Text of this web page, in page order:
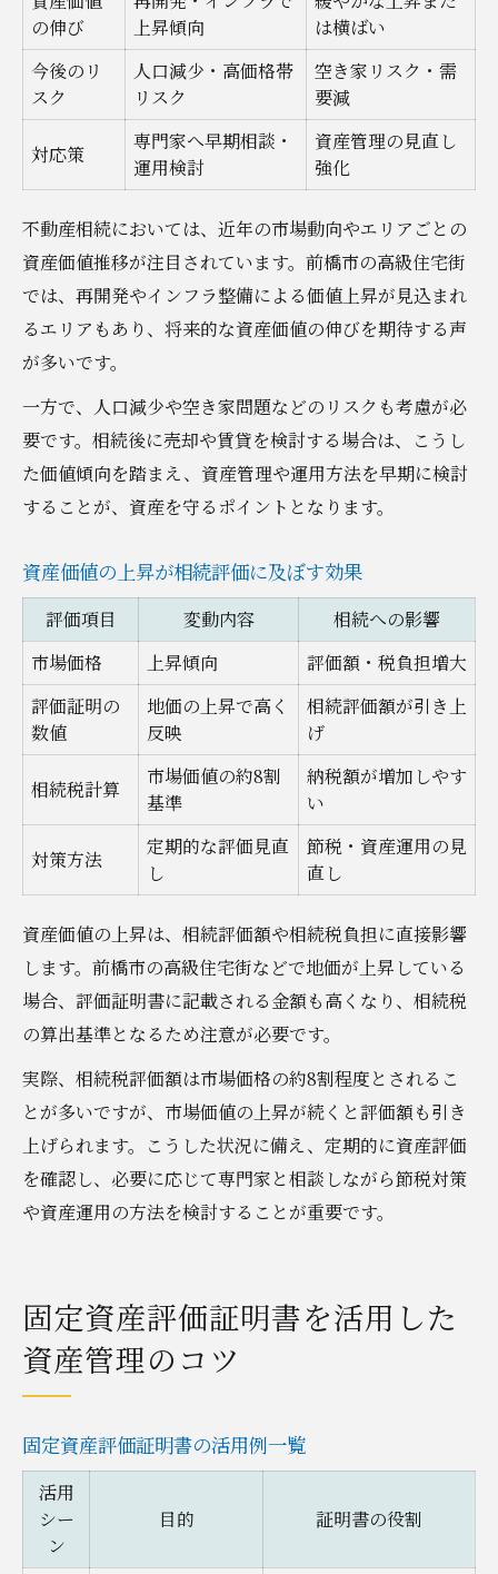
の伸び
上昇傾向
は横ばい
今後のリ
スク
人口減少・高価格帯
リスク
空き家リスク・需
要減
対応策
専門家へ早期相談・
運用検討
資産管理の見直し
強化
不動産相続においては、近年の市場動向やエリアごとの
資産価値推移が注目されています。前橋市の高級住宅街
では、再開発やインフラ整備による価値上昇が見込まれ
るエリアもあり、将来的な資産価値の伸びを期待する声
が多いです。
一方で、人口減少や空き家問題などのリスクも考慮が必
要です。相続後に売却や賃貸を検討する場合は、こうし
た価値傾向を踏まえ、資産管理や運用方法を早期に検討
することが、資産を守るポイントとなります。
資産価値の上昇が相続評価に及ぼす効果
評価項目 変動内容
相続への影響
市場価格
上昇傾向
評価額・税負担増大
評価証明の
数値
地価の上昇で高く
反映
相続評価額が引き上
げ
相続税計算
市場価値の約8割
基準
納税額が増加しやす
い
対策方法
定期的な評価見直
し
節税・資産運用の見
直し
資産価値の上昇は、相続評価額や相続税負担に直接影響
します。前橋市の高級住宅街などで地価が上昇している
場合、評価証明書に記載される金額も高くなり、相続税
の算出基準となるため注意が必要です。
実際、相続税評価額は市場価格の約8割程度とされるこ
とが多いですが、市場価値の上昇が続くと評価額も引き
上げられます。こうした状況に備え、定期的に資産評価
を確認し、必要に応じて専門家と相談しながら節税対策
や資産運用の方法を検討することが重要です。
固定資産評価証明書を活用した
資産管理のコツ
固定資産評価証明書の活用例一覧
活用
シー
ン
目的 証明書の役割